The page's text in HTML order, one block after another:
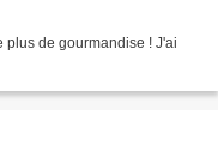
plus de gourmandise ! J'ai